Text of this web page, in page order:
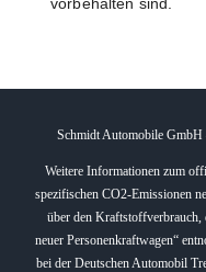
vorbehalten sind.
Schmidt Automobile GmbH
Weitere Informationen zum
spezifischen CO2-Emissionen
über den Kraftstoffverbrauch,
neuer Personenkraftwagen“
bei der Deutschen Automobil